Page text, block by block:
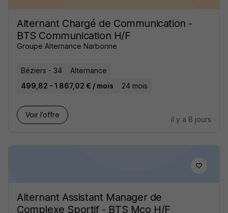
Alternant Chargé de Communication -
BTS Communication H/F
Groupe Alternance Narbonne
Béziers - 34
Alternance
499,82 - 1 867,02 € / mois
24 mois
Voir l’offre
il y a 8 jours
Alternant Assistant Manager de
Complexe Sportif - BTS Mco H/F